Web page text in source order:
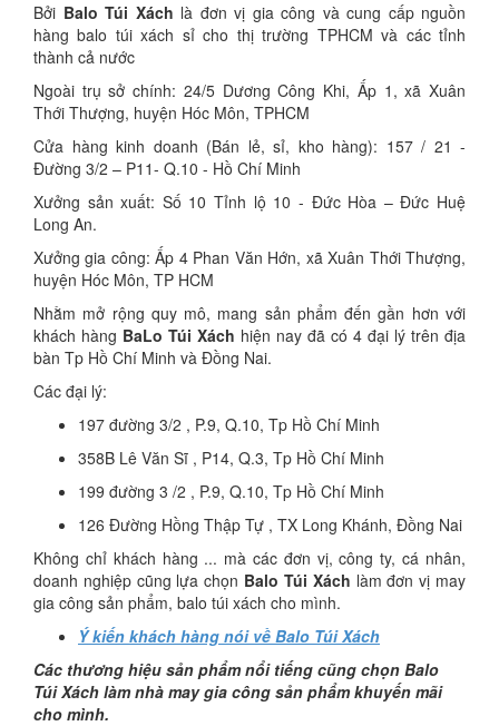
Bởi Balo Túi Xách là đơn vị gia công và cung cấp nguồn
hàng balo túi xách sỉ cho thị trường TPHCM và các tỉnh
thành cả nước
Ngoài trụ sở chính: 24/5 Dương Công Khi, Ấp 1, xã Xuân
Thới Thượng, huyện Hóc Môn, TPHCM
Cửa hàng kinh doanh (Bán lẻ, sỉ, kho hàng): 157 / 21 -
Đường 3/2 – P11- Q.10 - Hồ Chí Minh
Xưởng sản xuất: Số 10 Tỉnh lộ 10 - Đức Hòa – Đức Huệ
Long An.
Xưởng gia công: Ấp 4 Phan Văn Hớn, xã Xuân Thới Thượng,
huyện Hóc Môn, TP HCM
Nhằm mở rộng quy mô, mang sản phẩm đến gần hơn với
khách hàng BaLo Túi Xách hiện nay đã có 4 đại lý trên địa
bàn Tp Hồ Chí Minh và Đồng Nai.
Các đại lý:
197 đường 3/2 , P.9, Q.10, Tp Hồ Chí Minh
358B Lê Văn Sĩ , P14, Q.3, Tp Hồ Chí Minh
199 đường 3 /2 , P.9, Q.10, Tp Hồ Chí Minh
126 Đường Hồng Thập Tự , TX Long Khánh, Đồng Nai
Không chỉ khách hàng ... mà các đơn vị, công ty, cá nhân,
doanh nghiệp cũng lựa chọn Balo Túi Xách làm đơn vị may
gia công sản phẩm, balo túi xách cho mình.
Ý kiến khách hàng nói về Balo Túi Xách
Các thương hiệu sản phẩm nổi tiếng cũng chọn Balo
Túi Xách làm nhà may gia công sản phẩm khuyến mãi
cho mình.